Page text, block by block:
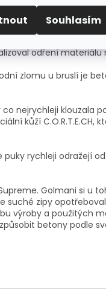
Souhlasím
juniorské extraligy či
váhy, kdy betony
jejich odolnosti.
odření
zlomu u bruslí je
nejrychleji klouzala
kůží C.O.R.T.E.CH,
rychleji odražejí
Golmani si u
zipy
výroby a použitých
betony podle